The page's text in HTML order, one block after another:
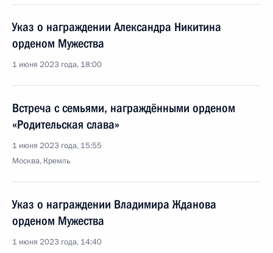
Указ о награждении Александра Никитина
орденом Мужества
1 июня 2023 года, 18:00
Встреча с семьями, награждёнными орденом
«Родительская слава»
1 июня 2023 года, 15:55
Москва, Кремль
Указ о награждении Владимира Жданова
орденом Мужества
1 июня 2023 года, 14:40